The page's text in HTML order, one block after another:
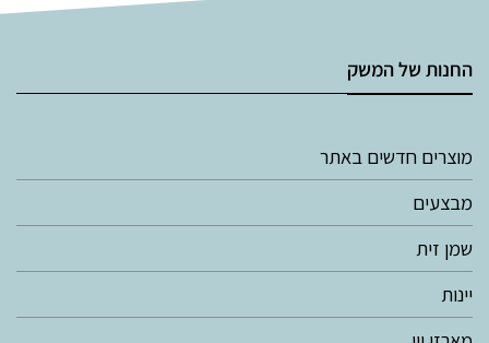
החנות של המשק
מוצרים חדשים באתר
מבצעים
שמן זית
יינות